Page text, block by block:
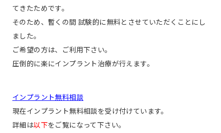
てきたためです。
そのため、暫くの間 試験的に無料とさせていただくことにし
ました。
ご希望の方は、ご利用下さい。
圧倒的に楽にインプラント治療が行えます。
インプラント無料相談
現在インプラント無料相談を受け付けています。
詳細は以下をご覧になって下さい。